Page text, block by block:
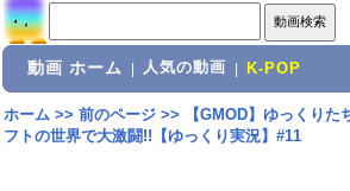
動画 ホーム 人気の動画 K-POP
ホーム>> 前のページ>>
【GMOD】ゆっくりた
フトの世界で大激闘!!【ゆっくり実況】#11